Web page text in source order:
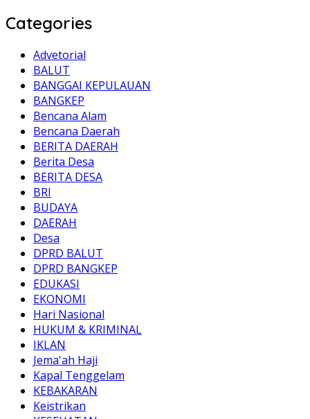
Categories
Advetorial
BALUT
BANGGAI KEPULAUAN
BANGKEP
Bencana Alam
Bencana Daerah
BERITA DAERAH
Berita Desa
BERITA DESA
BRI
BUDAYA
DAERAH
Desa
DPRD BALUT
DPRD BANGKEP
EDUKASI
EKONOMI
Hari Nasional
HUKUM & KRIMINAL
IKLAN
Jema'ah Haji
Kapal Tenggelam
KEBAKARAN
Keistrikan